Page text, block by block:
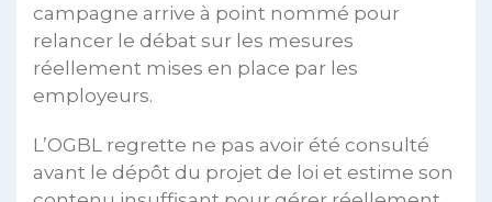
campagne arrive à point nommé pour
relancer le débat sur les mesures
réellement mises en place par les
employeurs.
L’OGBL regrette ne pas avoir été consulté
avant le dépôt du projet de loi et estime son